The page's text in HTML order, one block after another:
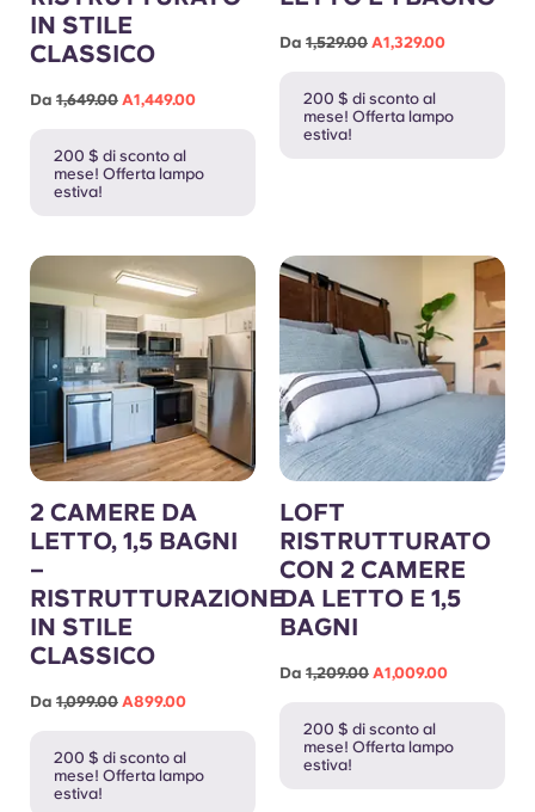
IN STILE
CLASSICO
Da 1,649.00 A1,449.00
200 $ di sconto al
mese! Offerta lampo
estiva!
Da 1,529.00 A1,329.00
200 $ di sconto al
mese! Offerta lampo
estiva!
2 CAMERE DA
LETTO, 1,5 BAGNI
–
RISTRUTTURAZIONE
IN STILE
CLASSICO
Da 1,099.00 A899.00
200 $ di sconto al
mese! Offerta lampo
estiva!
LOFT
RISTRUTTURATO
CON 2 CAMERE
DA LETTO E 1,5
BAGNI
Da 1,209.00 A1,009.00
200 $ di sconto al
mese! Offerta lampo
estiva!